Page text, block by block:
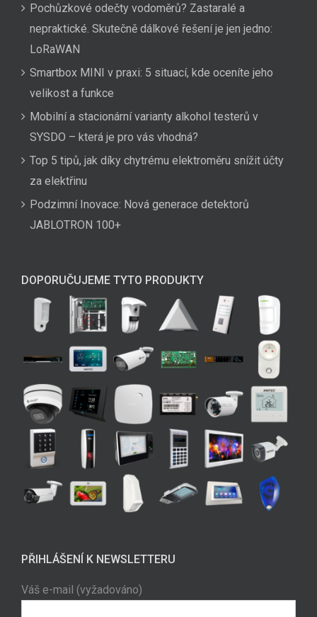
Pochůzkové odečty vodoměrů? Zastaralé a
nepraktické. Skutečně dálkové řešení je jen jedno:
LoRaWAN
Smartbox MINI v praxi: 5 situací, kde oceníte jeho
velikost a funkce
Mobilní a stacionární varianty alkohol testerů v
SYSDO – která je pro vás vhodná?
Top 5 tipů, jak díky chytrému elektroměru snížit účty
za elektřinu
Podzimní Inovace: Nová generace detektorů
JABLOTRON 100+
DOPORUČUJEME TYTO PRODUKTY
PŘIHLÁŠENÍ K NEWSLETTERU
Váš e-mail (vyžadováno)